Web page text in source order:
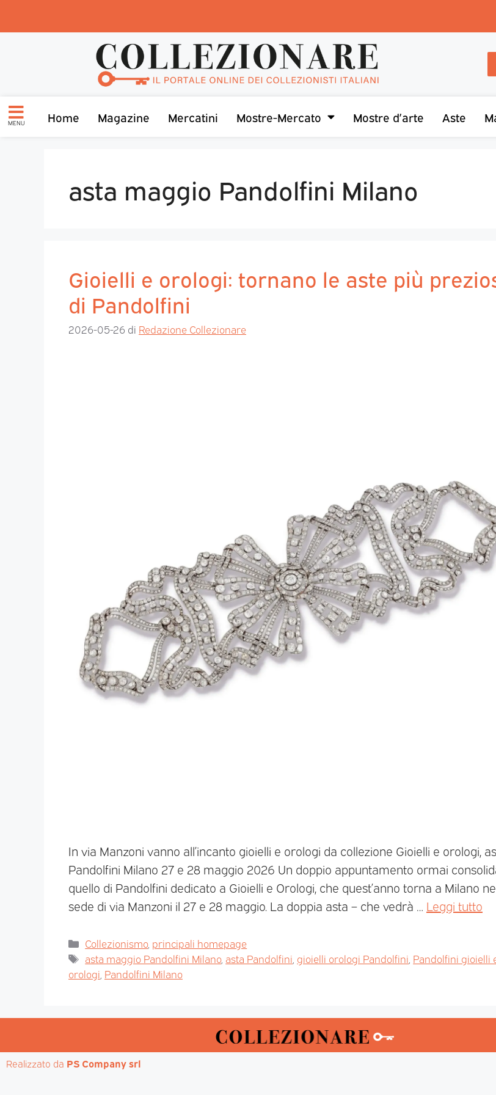
MENU Home Magazine Mercatini Mostre-Mercato Mostre d’arte Aste
asta maggio Pandolfini Milano
Gioielli e orologi: tornano le aste più
di Pandolfini
2026-05-26 di Redazione Collezionare
In via Manzoni vanno all’incanto gioielli e orologi da collezione Gioielli e orologi,
Pandolfini Milano 27 e 28 maggio 2026 Un doppio appuntamento ormai
quello di Pandolfini dedicato a Gioielli e Orologi, che quest’anno torna a Milano
sede di via Manzoni il 27 e 28 maggio. La doppia asta – che vedrà … Leggi tutto
Collezionismo, principali homepage
asta maggio Pandolfini Milano, asta Pandolfini gioielli orologi Pandolfini Pandolfini gioielli
orologi Pandolfini Milano
Realizzato da PS Company srl